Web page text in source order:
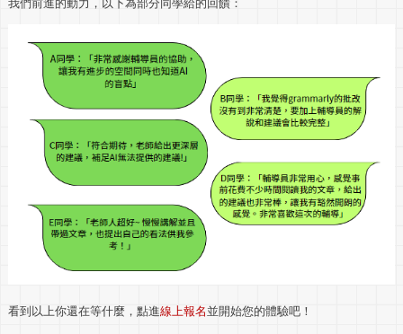
看到以上你還在等什麼，點進線上報名並開始您的體驗吧！